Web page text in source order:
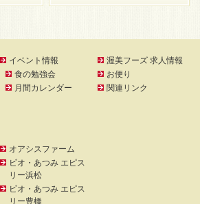
イベント情報
食の勉強会
月間カレンダー
渥美フーズ 求人情報
お便り
関連リンク
オアシスファーム
ビオ・あつみ エピス
リー浜松
ビオ・あつみ エピス
リー豊橋